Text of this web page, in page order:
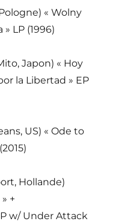
« Wolny
LP (1996)
Japon) « Hoy
la Libertad » EP
US) « Ode to
Hollande)
+
w/ Under Attack